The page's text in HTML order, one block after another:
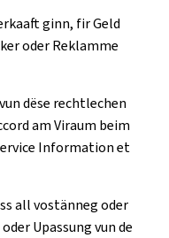
ginn, fir Geld
oder Reklamme
dëse rechtlechen
am Viraum beim
Information et
all vostänneg oder
Upassung vun de